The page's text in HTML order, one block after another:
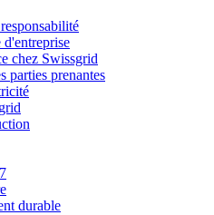
chez Swissgrid
parties prenantes
durable